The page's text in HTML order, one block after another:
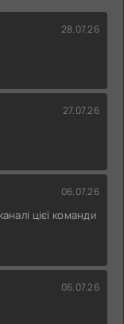
28.07.26
27.07.26
06.07.26
цієї команди
06.07.26